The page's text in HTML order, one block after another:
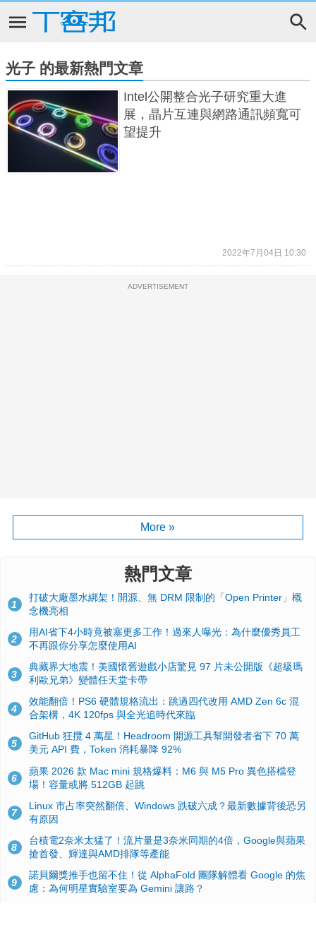
光子 的最新熱門文章
Intel公開整合光子研究重大進
展，晶片互連與網路通訊頻寬可
望提升
2022年7月04日 10:30
ADVERTISEMENT
More »
熱門文章
1
打破大廠墨水綁架！開源、無 DRM 限制的「Open Printer」概
念機亮相
2
用AI省下4小時竟被塞更多工作！過來人曝光：為什麼優秀員工
不再跟你分享怎麼使用AI
3
典藏界大地震！美國懷舊遊戲小店驚見 97 片未公開版《超級瑪
利歐兄弟》變體任天堂卡帶
4
效能翻倍！PS6 硬體規格流出：跳過四代改用 AMD Zen 6c 混
合架構，4K 120fps 與全光追時代來臨
5
GitHub 狂攬 4 萬星！Headroom 開源工具幫開發者省下 70 萬
美元 API 費，Token 消耗暴降 92%
6
蘋果 2026 款 Mac mini 規格爆料：M6 與 M5 Pro 異色搭檔登
場！容量或將 512GB 起跳
7
Linux 市占率突然翻倍、Windows 跌破六成？最新數據背後恐另
有原因
8
台積電2奈米太猛了！流片量是3奈米同期的4倍，Google與蘋果
搶首發、輝達與AMD排隊等產能
9
諾貝爾獎推手也留不住！從 AlphaFold 團隊解體看 Google 的焦
慮：為何明星實驗室要為 Gemini 讓路？